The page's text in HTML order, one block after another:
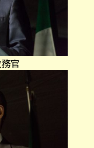
官